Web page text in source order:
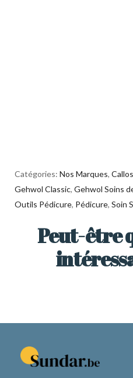
Catégories: Nos Marques,
Gehwol Classic, Gehwol Soins
Outils Pédicure, Pédicure, Soin
Peut-être